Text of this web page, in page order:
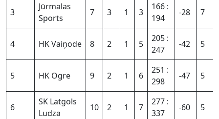
3
Jūrmalas
Sports
7 3 1 3
166 :
194
-28 7
4 HK Vaiņode 8 2 1 5
205 :
247
-42 5
5 HK Ogre 9 2 1 6
251 :
298
-47 5
6
SK Latgols
Ludza
10 2 1 7
277 :
337
-60 5